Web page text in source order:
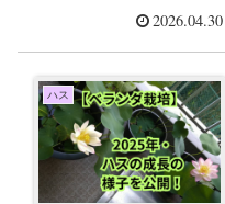
2026.04.30
ハス